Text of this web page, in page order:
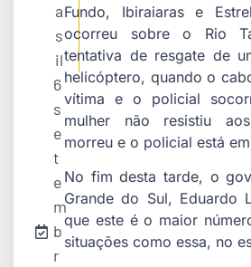
a
s
il
6
s
e
t
e
m
b
r
Fundo, Ibiraiaras e
ocorreu sobre o Rio
tentativa de resgate de
helicóptero, quando o
vítima e o policial
mulher não resistiu
morreu e o policial está
No fim desta tarde, o
Grande do Sul, Eduardo
que este é o maior
situações como essa, no